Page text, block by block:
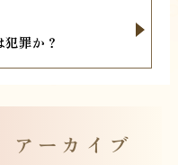
罪か？
アーカイブ